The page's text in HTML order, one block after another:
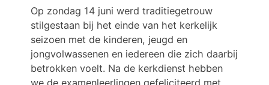
Op zondag 14 juni werd traditiegetrouw
stilgestaan bij het einde van het kerkelijk
seizoen met de kinderen, jeugd en
jongvolwassenen en iedereen die zich daarbij
betrokken voelt. Na de kerkdienst hebben